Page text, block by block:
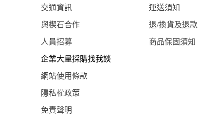
交通資訊 運送須知
與楔石合作 退/換貨及退款
人員招募 商品保固須知
企業大量採購找我談
網站使用條款
隱私權政策
免責聲明